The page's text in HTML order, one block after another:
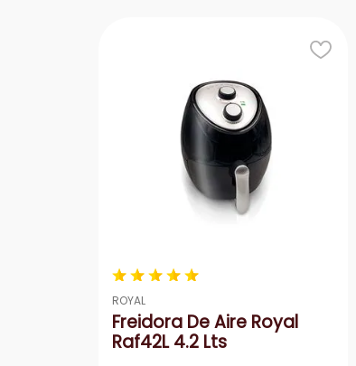
★★★★★
ROYAL
Freidora De Aire Royal
Raf42L 4.2 Lts